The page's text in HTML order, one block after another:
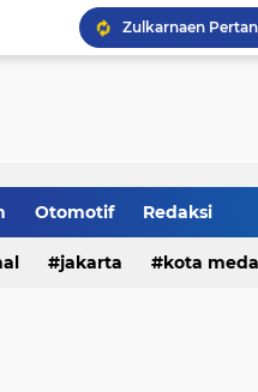
Tia Ayu Soroti
Otomotif Redaksi
jakarta kota